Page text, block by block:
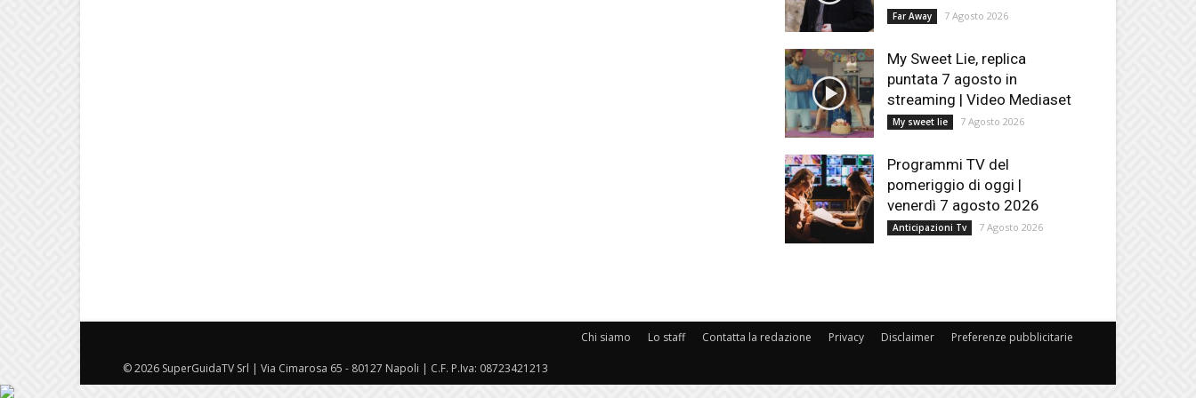
Far Away 7 Agosto 2026
My Sweet Lie, replica
puntata 7 agosto in
streaming | Video Mediaset
My sweet lie 7 Agosto 2026
Programmi TV del
pomeriggio di oggi |
venerdì 7 agosto 2026
Anticipazioni Tv 7 Agosto 2026
Chi siamo Lo staff Contatta la redazione Privacy Disclaimer Preferenze pubblicitarie
© 2026 SuperGuidaTV Srl | Via Cimarosa 65 - 80127 Napoli | C.F. P.Iva: 08723421213